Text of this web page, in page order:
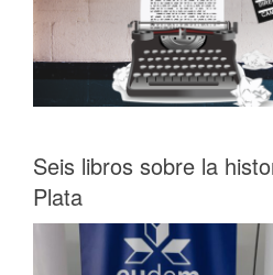
Seis libros sobre la
Plata